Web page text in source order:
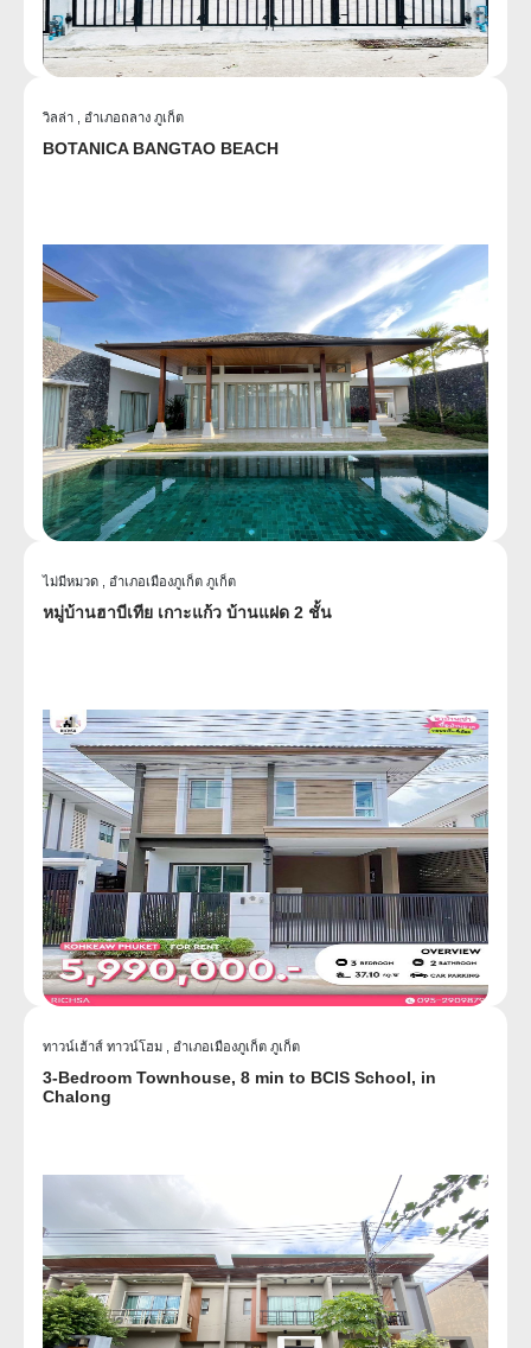
วิลล่า , อำเภอถลาง ภูเก็ต
BOTANICA BANGTAO BEACH
ไม่มีหมวด , อำเภอเมืองภูเก็ต ภูเก็ต
หมู่บ้านฮาบีเทีย เกาะแก้ว บ้านแฝด 2 ชั้น
ทาวน์เฮ้าส์ ทาวน์โฮม , อำเภอเมืองภูเก็ต ภูเก็ต
3-Bedroom Townhouse, 8 min to BCIS School, in
Chalong